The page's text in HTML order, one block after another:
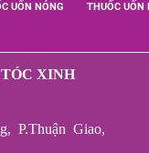
UỐN NÓNG THUỐC UỐN
XINH
P.Thuận Giao,